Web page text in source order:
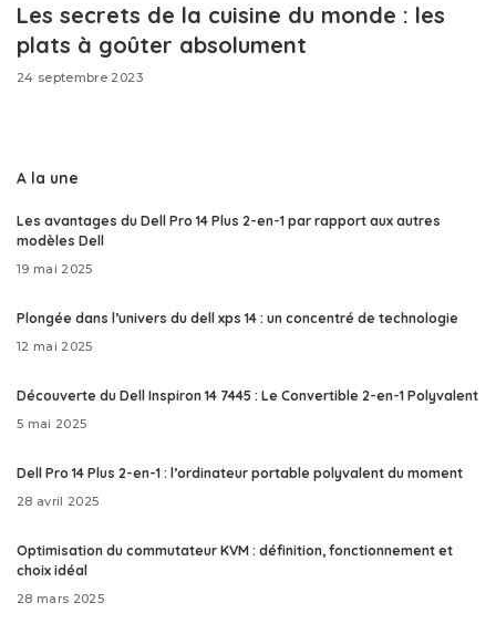
Les secrets de la cuisine du monde : les
plats à goûter absolument
24 septembre 2023
A la une
Les avantages du Dell Pro 14 Plus 2-en-1 par rapport aux autres
modèles Dell
19 mai 2025
Plongée dans l’univers du dell xps 14 : un concentré de technologie
12 mai 2025
Découverte du Dell Inspiron 14 7445 : Le Convertible 2-en-1 Polyvalent
5 mai 2025
Dell Pro 14 Plus 2-en-1 : l’ordinateur portable polyvalent du moment
28 avril 2025
Optimisation du commutateur KVM : définition, fonctionnement et
choix idéal
28 mars 2025